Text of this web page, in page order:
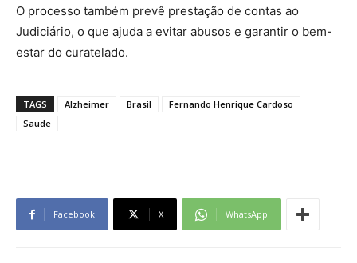
O processo também prevê prestação de contas ao
Judiciário, o que ajuda a evitar abusos e garantir o bem-
estar do curatelado.
TAGS Alzheimer Brasil
Fernando Henrique Cardoso
Saude
Facebook X WhatsApp